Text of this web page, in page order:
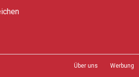
Über uns Werbung